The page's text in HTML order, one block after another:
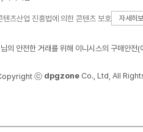
텐츠산업 진흥법에 의한 콘텐츠 보호 자세히
의 안전한 거래를 위해 이니시스의 구매안전
ⓒ dpgzone Co., Ltd, All